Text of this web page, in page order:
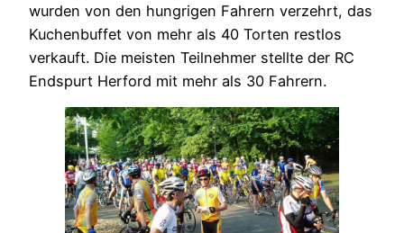
wurden von den hungrigen Fahrern verzehrt, das
Kuchenbuffet von mehr als 40 Torten restlos
verkauft. Die meisten Teilnehmer stellte der RC
Endspurt Herford mit mehr als 30 Fahrern.